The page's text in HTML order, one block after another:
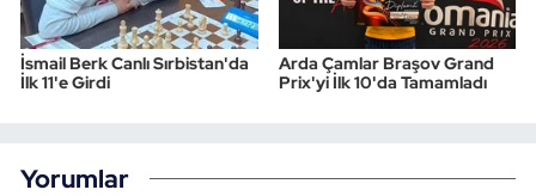
İsmail Berk Canlı Sırbistan'da
İlk 11'e Girdi
Arda Çamlar Braşov Grand
Prix'yi İlk 10'da Tamamladı
Yorumlar